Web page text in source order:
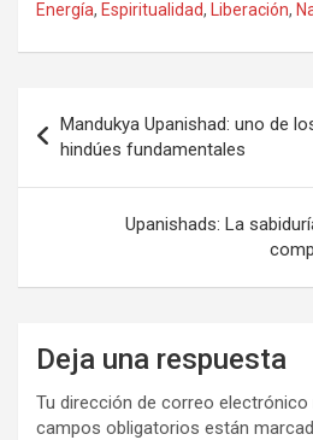
Energía, Espiritualidad, Liberación,
de
entradas
Mandukya Upanishad: uno de
hindúes fundamentales
Upanishads: La
Deja una respuesta
Tu dirección de correo electrónico
campos obligatorios están